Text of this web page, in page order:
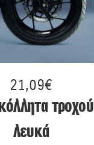
21,09€
τροχού
λευκά